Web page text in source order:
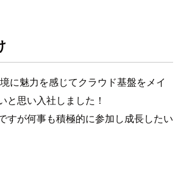
に魅力を感じてクラウド基盤をメイ
と思い入社しました！
すが何事も積極的に参加し成長したい